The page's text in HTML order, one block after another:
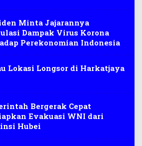
Minta Jajarannya
Dampak Virus Korona
Perekonomian Indonesia
Lokasi Longsor di Harkatjaya
Bergerak Cepat
Evakuasi WNI dari
Hubei